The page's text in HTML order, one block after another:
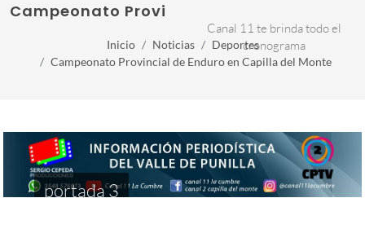
Campeonato Provincial de Enduro en
Canal 11 te brinda todo el
cronograma
Inicio Noticias
Deportes
Campeonato Provincial de Enduro en Capilla del Monte
portada 3